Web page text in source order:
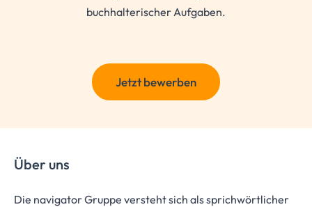
buchhalterischer Aufgaben.
Jetzt bewerben
Über uns
Die navigator Gruppe versteht sich als sprichwörtlicher